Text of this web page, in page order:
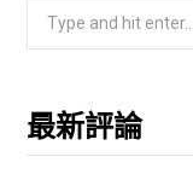
最新評論